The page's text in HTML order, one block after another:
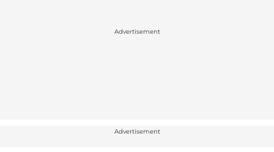
Advertisement
Advertisement